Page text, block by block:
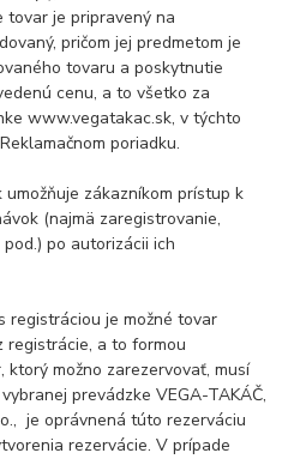
tovar je pripravený na
pričom jej predmetom je
tovaru a poskytnutie
cenu, a to všetko za
www.vegatakac.sk, v týchto
poriadku.
zákazníkom prístup k
(najmä zaregistrovanie,
po autorizácii ich
registráciou je možné tovar
registrácie, a to formou
možno zarezervovať, musí
prevádzke VEGA-TAKÁČ,
je oprávnená túto rezerváciu
rezervácie. V prípade